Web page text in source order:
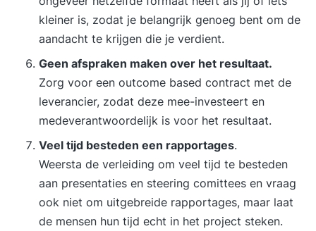
kleiner is, zodat je belangrijk genoeg bent om de
aandacht te krijgen die je verdient.
Geen afspraken maken over het resultaat.
Zorg voor een outcome based contract met de
leverancier, zodat deze mee-investeert en
medeverantwoordelijk is voor het resultaat.
Veel tijd besteden een rapportages.
Weersta de verleiding om veel tijd te besteden
aan presentaties en steering comittees en vraag
ook niet om uitgebreide rapportages, maar laat
de mensen hun tijd echt in het project steken.